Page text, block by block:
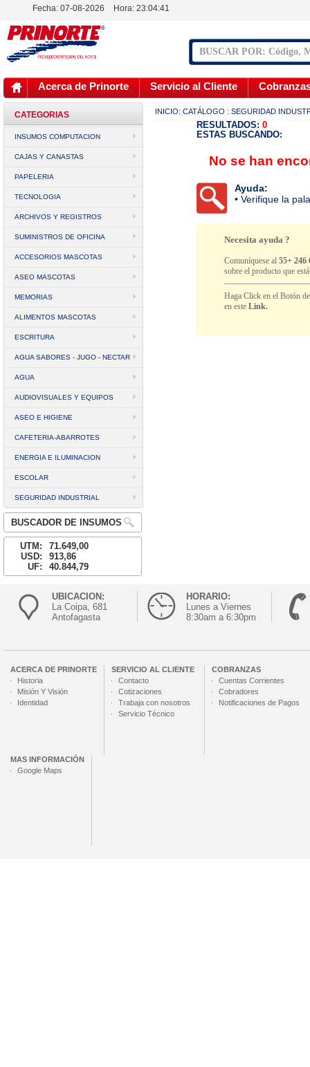
Fecha: 07-08-2026 Hora: 23:04:41
Acerca de Prinorte Servicio al Cliente
CATEGORIAS
INSUMOS COMPUTACION
CAJAS Y CANASTAS
PAPELERIA
TECNOLOGIA
ARCHIVOS Y REGISTROS
SUMINISTROS DE OFICINA
ACCESORIOS MASCOTAS
ASEO MASCOTAS
MEMORIAS
ALIMENTOS MASCOTAS
ESCRITURA
AGUA SABORES - JUGO - NECTAR
AGUA
AUDIOVISUALES Y EQUIPOS
ASEO E HIGIENE
CAFETERIA-ABARROTES
ENERGIA E ILUMINACION
ESCOLAR
SEGURIDAD INDUSTRIAL
BUSCADOR DE INSUMOS
UTM:
71.649,00
USD:
913,86
UF:
40.844,79
INICIO: CATÁLOGO : SEGURIDAD
RESULTADOS: 0
ESTAS BUSCANDO:
No se han
Ayuda:
• Verifique la
Necesita ayuda ?
Comuníquese al55+ 246
sobre el producto que
Haga Click en el Botón
en esteLink.
UBICACION:
La Coipa, 681
Antofagasta
HORARIO:
Lunes a Viernes
8:30am a 6:30pm
ACERCA DE PRINORTE
Historia
Misión Y Visión
Identidad
SERVICIO AL CLIENTE
Contacto
Cotizaciones
Trabaja con nosotros
Servicio Técnico
COBRANZAS
Cuentas Corrientes
Cobradores
Notificaciones de Pagos
MAS INFORMACIÓN
Google Maps